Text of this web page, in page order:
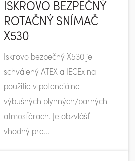
ISKROVO BEZPEČNÝ
ROTAČNÝ SNÍMAČ
X530
Iskrovo bezpečný X530 je
schválený ATEX a IECEx na
použitie v potenciálne
výbušných plynných/parných
atmosférach. Je obzvlášť
vhodný pre...